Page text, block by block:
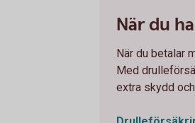
När du
När du betalar
Med
extra skydd